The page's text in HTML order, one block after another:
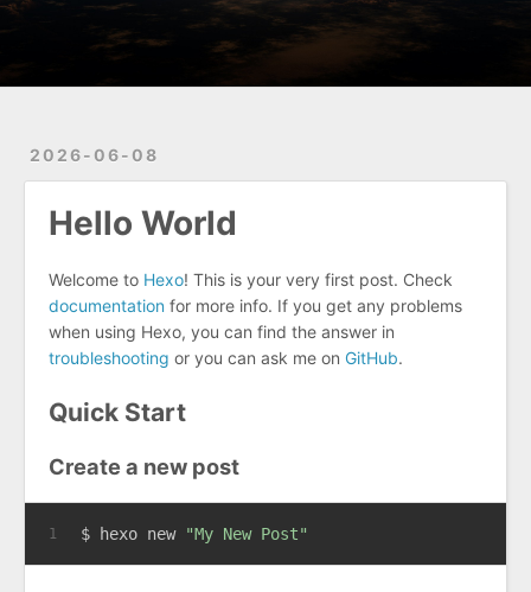
2026-06-08
Hello World
Welcome to Hexo! This is your very first post. Check
documentation for more info. If you get any problems
when using Hexo, you can find the answer in
troubleshooting or you can ask me on GitHub.
Quick Start
Create a new post
1 $ hexo new "My New Post"